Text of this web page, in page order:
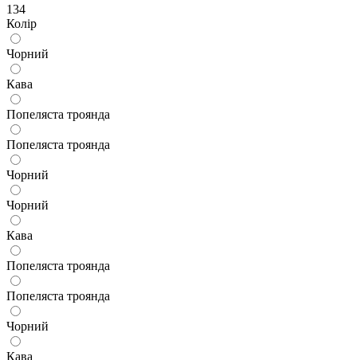
134
Колір
Чорний
Кава
Попеляста троянда
Попеляста троянда
Чорний
Чорний
Кава
Попеляста троянда
Попеляста троянда
Чорний
Кава